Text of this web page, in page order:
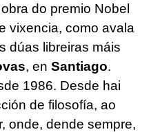
do premio Nobel
vixencia, como avala
dúas libreiras máis
, en Santiago.
1986. Desde hai
de filosofía, ao
onde, dende sempre,